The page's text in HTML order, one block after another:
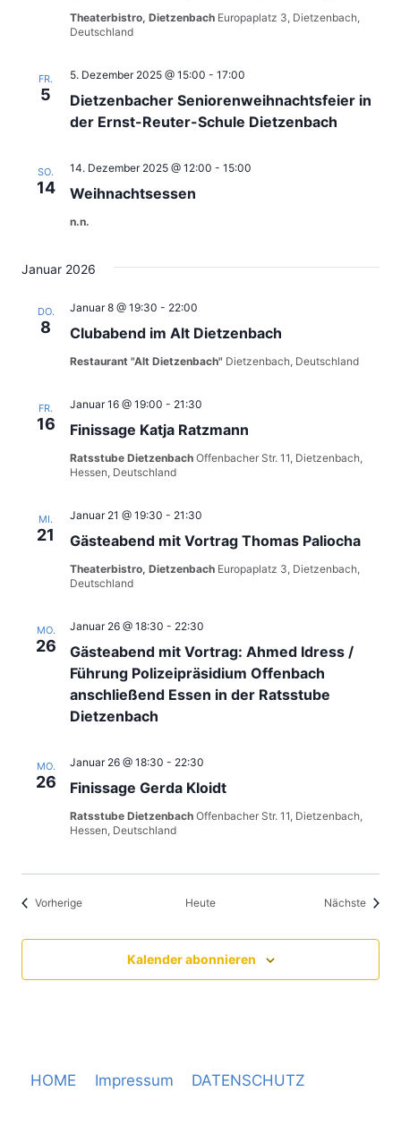
Theaterbistro, Dietzenbach Europaplatz 3, Dietzenbach,
Deutschland
FR.
5
Dietzenbacher Seniorenweihnachtsfeier in
der Ernst-Reuter-Schule Dietzenbach
5. Dezember 2025 @ 15:00 - 17:00
SO.
14 Weihnachtsessen
14. Dezember 2025 @ 12:00 - 15:00
n.n.
Januar 2026
DO.
8 Clubabend im Alt Dietzenbach
Januar 8 @ 19:30 - 22:00
Restaurant "Alt Dietzenbach" Dietzenbach, Deutschland
FR.
16 Finissage Katja Ratzmann
Januar 16 @ 19:00 - 21:30
Ratsstube Dietzenbach Offenbacher Str. 11, Dietzenbach,
Hessen, Deutschland
MI.
21 Gästeabend mit Vortrag Thomas Paliocha
Januar 21 @ 19:30 - 21:30
Theaterbistro, Dietzenbach Europaplatz 3, Dietzenbach,
Deutschland
MO.
26
Gästeabend mit Vortrag: Ahmed Idress /
Führung Polizeipräsidium Offenbach
anschließend Essen in der Ratsstube
Dietzenbach
Januar 26 @ 18:30 - 22:30
MO.
26 Finissage Gerda Kloidt
Januar 26 @ 18:30 - 22:30
Ratsstube Dietzenbach Offenbacher Str. 11, Dietzenbach,
Hessen, Deutschland
VorherigeVeranstaltungen Heute Nächste
Kalender abonnieren
HOME Impressum DATENSCHUTZ